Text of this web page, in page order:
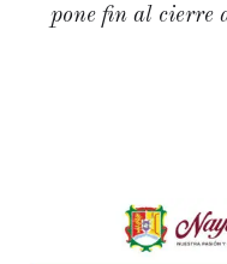
pone fin al cierre